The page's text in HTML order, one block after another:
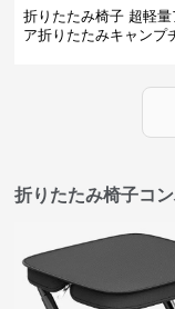
折りたたみ椅子 超軽量
ア折りたたみキャンプ
折りたたみ椅子コ